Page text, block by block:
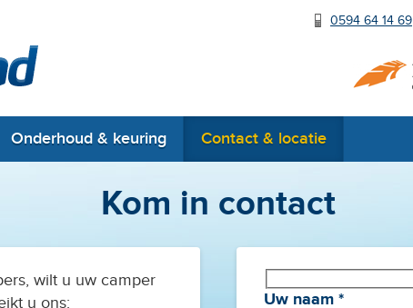
0594 64 14 69
Onderhoud & keuring Contact & locatie
Kom in contact
wilt u uw camper
u ons:
Uw naam *